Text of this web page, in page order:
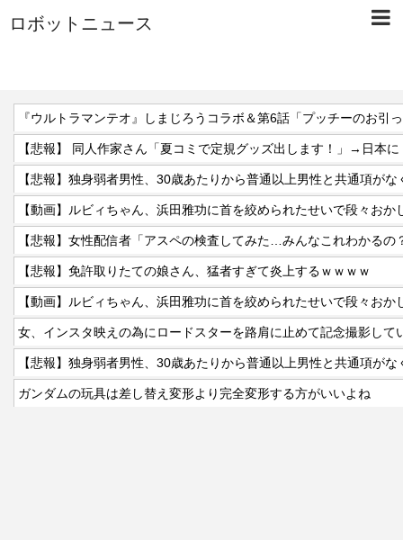
ロボットニュース
『ウルトラマンテオ』しまじろうコラボ＆第6話「プッチーのお引
【動画】ルビィちゃん、浜田雅功に首を絞められたせいで段々おか
【悲報】女性配信者「アスペの検査してみた…みんなこれわかるの
【悲報】免許取りたての娘さん、猛者すぎて炎上するｗｗｗｗ
【動画】ルビィちゃん、浜田雅功に首を絞められたせいで段々おか
ガンダムの玩具は差し替え変形より完全変形する方がいいよね